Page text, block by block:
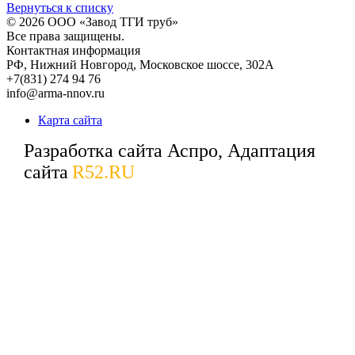
Вернуться к списку
© 2026 ООО «Завод ТГИ труб»
Все права защищены.
Контактная информация
РФ, Нижний Новгород, Московское шоссе, 302А
+7(831) 274 94 76
info@arma-nnov.ru
Карта сайта
Разработка сайта Аспро, Адаптация
сайта R52.RU